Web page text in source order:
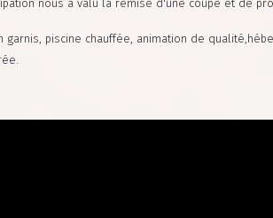
nous a valu la remise d'une coupe et de
garnis, piscine chauffée, animation de